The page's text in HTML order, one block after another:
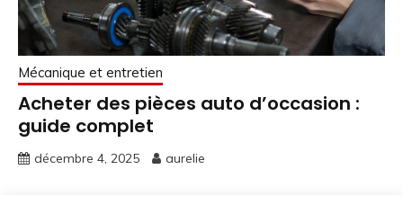
Mécanique et entretien
Acheter des pièces auto d’occasion :
guide complet
décembre 4, 2025 aurelie